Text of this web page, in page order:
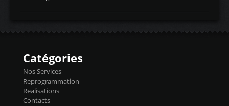
d'admissiontemp ex. pour atmo -30- 80°C
temperaturetemperature ldr moteurtemp
Injecteurs + Flashpro 1370€ TTC Le
précise et performante. Vous pourrez
basculer de la carto sans plomb à Ethanol à
l'aide du flashpro OPTION ECONOMIQUES
Reprog SP 98 sur le calculateur d'origine
450€ TTC Un gain d'environ 10cv et 15nm
Catégories
Nos Services
Reprogrammation
Realisations
Contacts